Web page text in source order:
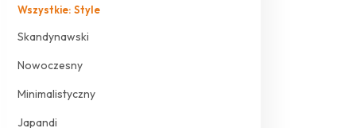
Wszystkie: Style
Skandynawski
Nowoczesny
Minimalistyczny
Japandi